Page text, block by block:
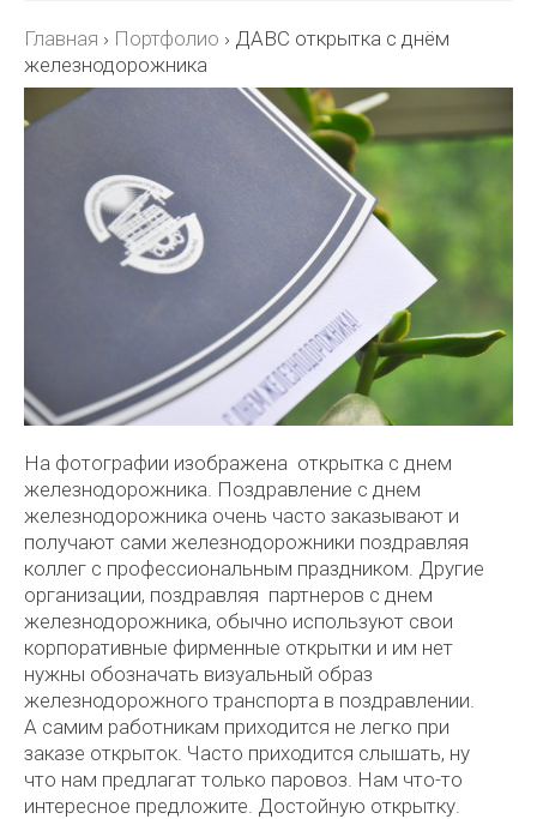
Главная › Портфолио › ДАВС открытка с днём
железнодорожника
На фотографии изображена открытка с днем
железнодорожника. Поздравление с днем
железнодорожника очень часто заказывают и
получают сами железнодорожники поздравляя
коллег с профессиональным праздником. Другие
организации, поздравляя партнеров с днем
железнодорожника, обычно используют свои
корпоративные фирменные открытки и им нет
нужны обозначать визуальный образ
железнодорожного транспорта в поздравлении.
А самим работникам приходится не легко при
заказе открыток. Часто приходится слышать, ну
что нам предлагат только паровоз. Нам что-то
интересное предложите. Достойную открытку.